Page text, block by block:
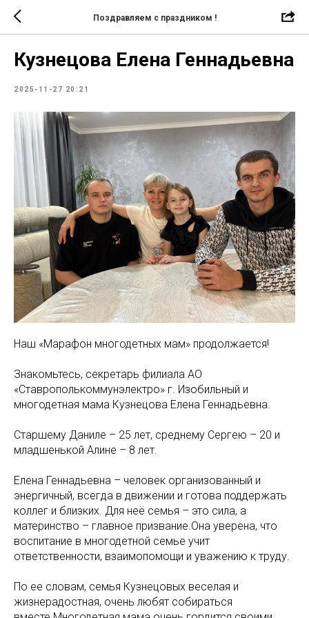
Поздравляем с праздником !
Кузнецова Елена Геннадьевна
2025-11-27 20:21
Наш «Марафон многодетных мам» продолжается!
Знакомьтесь, секретарь филиала АО
«Ставрополькоммунэлектро» г. Изобильный и
многодетная мама Кузнецова Елена Геннадьевна.
Старшему Даниле – 25 лет, среднему Сергею – 20 и
младшенькой Алине – 8 лет.
Елена Геннадьевна – человек организованный и
энергичный, всегда в движении и готова поддержать
коллег и близких. Для неё семья – это сила, а
материнство – главное призвание.Она уверена, что
воспитание в многодетной семье учит
ответственности, взаимопомощи и уважению к труду.
По ее словам, семья Кузнецовых веселая и
жизнерадостная, очень любят собираться